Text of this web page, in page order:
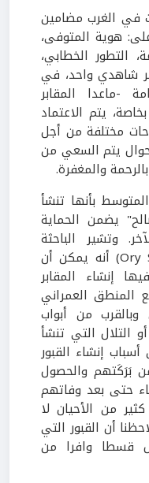
في الغرب مضامين
هوية المتوفى،
التطور الخطابي،
شاهدي واحد، في
-ماعدا المقابر
يتم الاعتماد
مختلفة من أجل
يتم السعي من
والمغفرة.
بأنها تنشأ
يضمن الحماية
وتشير الباحثة
Ory
) أنه يمكن أن
إنشاء المقابر
المنطق العمراني
من أبواب
التلال التي تنشأ
إنشاء القبور
بَرَكَتهم والحصول
حتى بعد وفاتهم
من الأحيان لا
أن القبور التي
قسطا وافرا من